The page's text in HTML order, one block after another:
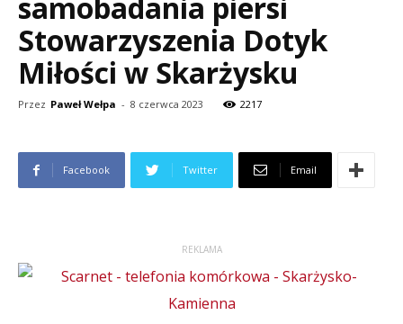
Stowarzyszenia Dotyk
Miłości w Skarżysku
Przez Paweł Wełpa - 8 czerwca 2023 2217
Facebook Twitter Email
REKLAMA